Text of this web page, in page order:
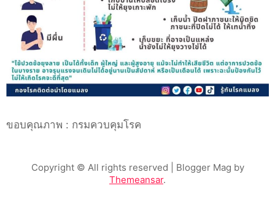
ขอบคุณภาพ : กรมควบคุมโรค
Copyright © All rights reserved | Blogger Mag by
Themeansar.